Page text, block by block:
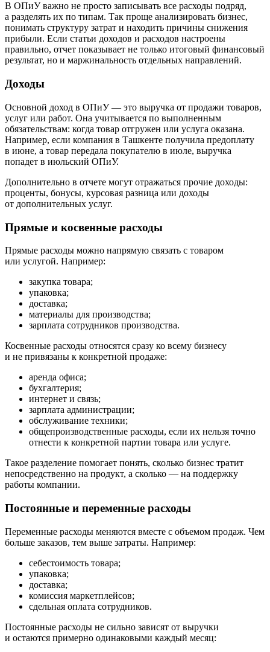
В ОПиУ важно не просто записывать все расходы подряд,
а разделять их по типам. Так проще анализировать бизнес,
понимать структуру затрат и находить причины снижения
прибыли. Если статьи доходов и расходов настроены
правильно, отчет показывает не только итоговый финансовый
результат, но и маржинальность отдельных направлений.
Доходы
Основной доход в ОПиУ — это выручка от продажи товаров,
услуг или работ. Она учитывается по выполненным
обязательствам: когда товар отгружен или услуга оказана.
Например, если компания в Ташкенте получила предоплату
в июне, а товар передала покупателю в июле, выручка
попадет в июльский ОПиУ.
Дополнительно в отчете могут отражаться прочие доходы:
проценты, бонусы, курсовая разница или доходы
от дополнительных услуг.
Прямые и косвенные расходы
Прямые расходы можно напрямую связать с товаром
или услугой. Например:
закупка товара;
упаковка;
доставка;
материалы для производства;
зарплата сотрудников производства.
Косвенные расходы относятся сразу ко всему бизнесу
и не привязаны к конкретной продаже:
аренда офиса;
бухгалтерия;
интернет и связь;
зарплата администрации;
обслуживание техники;
общепроизводственные расходы, если их нельзя точно
отнести к конкретной партии товара или услуге.
Такое разделение помогает понять, сколько бизнес тратит
непосредственно на продукт, а сколько — на поддержку
работы компании.
Постоянные и переменные расходы
Переменные расходы меняются вместе с объемом продаж. Чем
больше заказов, тем выше затраты. Например:
себестоимость товара;
упаковка;
доставка;
комиссия маркетплейсов;
сдельная оплата сотрудников.
Постоянные расходы не сильно зависят от выручки
и остаются примерно одинаковыми каждый месяц: